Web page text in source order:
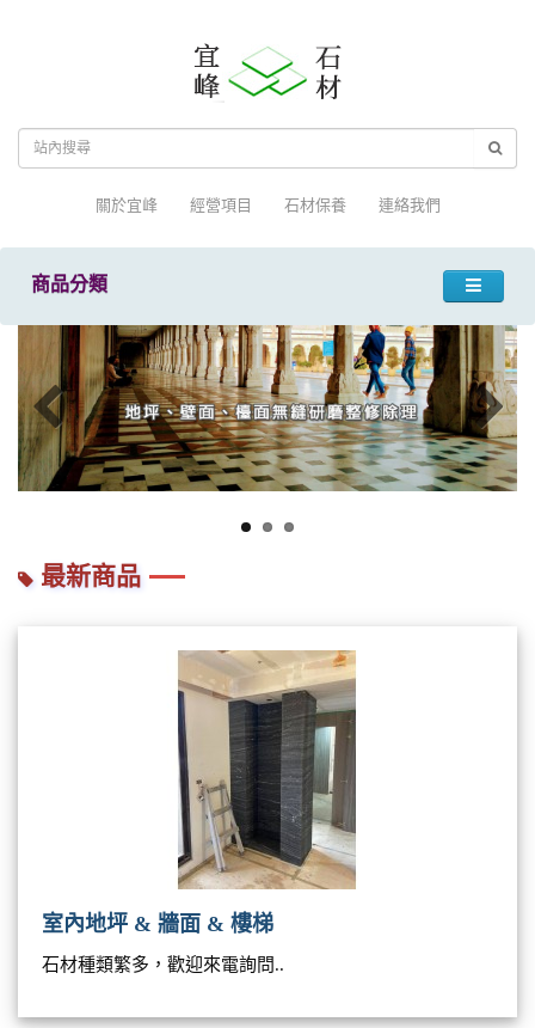
關於宜峰 經營項目 石材保養 連絡我們
商品分類
最新商品
室內地坪 & 牆面 & 樓梯
石材種類繁多，歡迎來電詢問..